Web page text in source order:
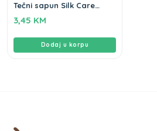
Tečni sapun Silk Care
3,45 KM
Dodaj u korpu